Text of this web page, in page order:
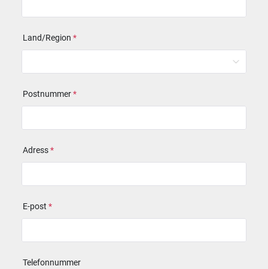
Land/Region *
Postnummer*
Adress*
E-post *
Telefonnummer